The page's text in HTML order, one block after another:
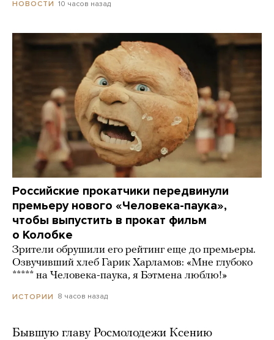
НОВОСТИ 10 часов назад
Российские прокатчики передвинули
премьеру нового «Человека-паука»,
чтобы выпустить в прокат фильм
о Колобке
Зрители обрушили его рейтинг еще до премьеры.
Озвучивший хлеб Гарик Харламов: «Мне глубоко
***** на Человека-паука, я Бэтмена люблю!»
ИСТОРИИ 8 часов назад
Бывшую главу Росмолодежи Ксению